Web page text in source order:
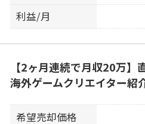
利益/月
【2ヶ月連続で月収20万
海外ゲームクリエイター紹
希望売却価格